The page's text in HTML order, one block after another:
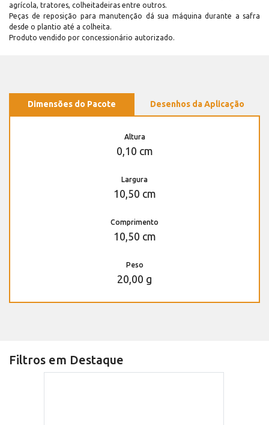
agrícola, tratores, colheitadeiras entre outros.
Peças de reposição para manutenção dá sua máquina durante a safra
desde o plantio até a colheita.
Produto vendido por concessionário autorizado.
Dimensões do Pacote Desenhos da Aplicação
Altura
0,10 cm
Largura
10,50 cm
Comprimento
10,50 cm
Peso
20,00 g
Filtros em Destaque